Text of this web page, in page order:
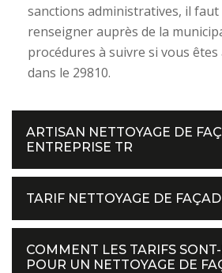
sanctions administratives, il
renseigner auprès de la
procédures à suivre si vous
dans le 29810.
ARTISAN NETTOYAGE DE
ENTREPRISE TR
TARIF NETTOYAGE DE
COMMENT LES TARIFS
POUR UN NETTOYAGE DE